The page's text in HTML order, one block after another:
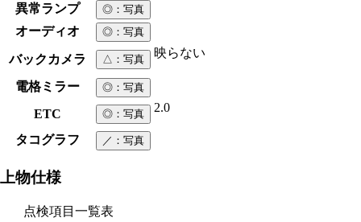
異常ランプ ◎ ：写真
オーディオ ◎ ：写真
バックカメラ △ ：写真 映らない
電格ミラー ◎ ：写真
ETC ◎ ：写真 2.0
タコグラフ ／ ：写真
上物仕様
点検項目一覧表